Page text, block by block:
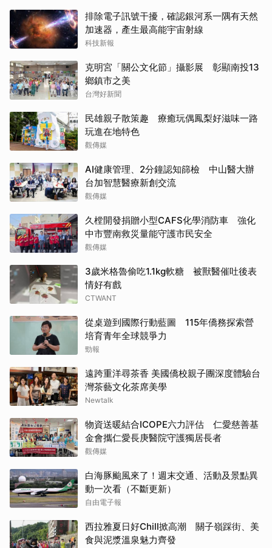
排除電子訊號干擾，確認銀河系一隅有天然
加速器，產生最高能宇宙射線
科技新報
克明宮「關公文化節」攝影展 彰顯南投13
鄉鎮市之美
台灣好新聞
民雄親子散策趣 療癒玩偶鳳梨好滋味一路
玩進在地特色
觀傳媒
AI健康管理、2分鐘認知篩檢 中山醫大辦
台加智慧醫療新創交流
觀傳媒
久樘開發捐贈小型CAFS化學消防車 強化
中市豐南救災量能守護市民安全
觀傳媒
3歲米格魯偷吃1.1kg軟糖 被獸醫催吐後表
情好有戲
CTWANT
從桌遊到國際行動藍圖 115年僑務探索營
培育青年全球競爭力
勁報
遠跨重洋尋茶香 美國僑校親子團深度體驗台
灣茶藝文化茶席美學
Newtalk
物資送暖結合ICOPE六力評估 仁愛慈善基
金會攜仁愛長庚醫院守護獨居長者
觀傳媒
白海豚颱風來了！週末交通、活動及景點異
動一次看（不斷更新）
自由電子報
西拉雅夏日好Chill掀高潮 關子嶺踩街、美
食與泥漿溫泉魅力齊發